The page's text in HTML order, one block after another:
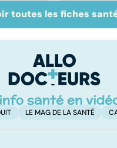
facile !
Don de
pour et
toutes les fiches
LE MAG DE LA SANTÉ